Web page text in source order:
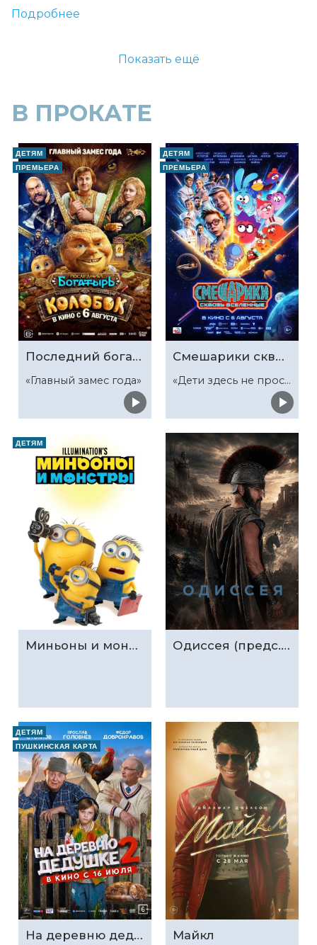
Подробнее
Показать ещё
В ПРОКАТЕ
ДЕТЯМ
ПРЕМЬЕРА
Последний богатырь. Колобок
«Главный замес года»
ДЕТЯМ
ПРЕМЬЕРА
Смешарики сквозь вселенные
«Дети здесь не просто так»
ДЕТЯМ
Миньоны и монстры (предс.обсл. & Три добрых дела) Одиссея (предс.обсл. & Три добрых дела)
ДЕТЯМ
ПУШКИНСКАЯ КАРТА
На деревню дедушке 2 Майкл